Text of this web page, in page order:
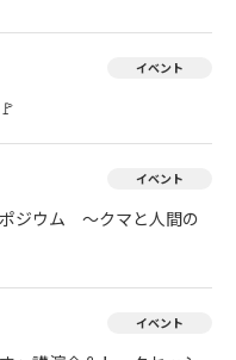
イベント
イベント
ジウム ～クマと人間の
イベント